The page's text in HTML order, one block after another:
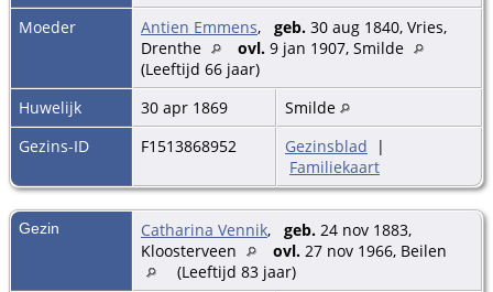
Moeder
Antien Emmens, geb. 30 aug 1840, Vries,
Drenthe
ovl. 9 jan 1907, Smilde
(Leeftijd 66 jaar)
Huwelijk
30 apr 1869
Smilde
Gezins-ID
F1513868952 Gezinsblad |
Familiekaart
Gezin Catharina Vennik, geb. 24 nov 1883,
Kloosterveen
ovl. 27 nov 1966, Beilen
(Leeftijd 83 jaar)